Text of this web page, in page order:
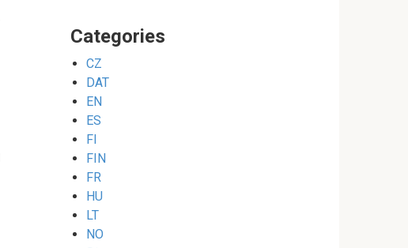
Categories
CZ
DAT
EN
ES
FI
FIN
FR
HU
LT
NO